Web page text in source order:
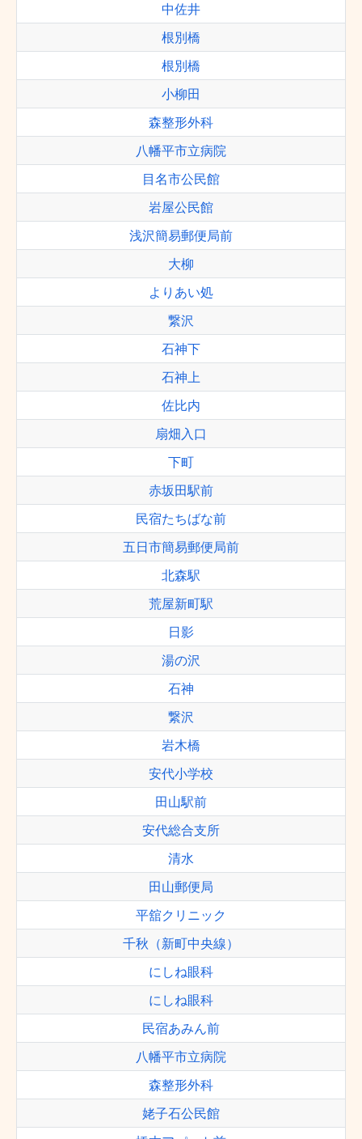
中佐井
根別橋
根別橋
小柳田
森整形外科
八幡平市立病院
目名市公民館
岩屋公民館
浅沢簡易郵便局前
大柳
よりあい処
繋沢
石神下
石神上
佐比内
扇畑入口
下町
赤坂田駅前
民宿たちばな前
五日市簡易郵便局前
北森駅
荒屋新町駅
日影
湯の沢
石神
繋沢
岩木橋
安代小学校
田山駅前
安代総合支所
清水
田山郵便局
平舘クリニック
千秋（新町中央線）
にしね眼科
にしね眼科
民宿あみん前
八幡平市立病院
森整形外科
姥子石公民館